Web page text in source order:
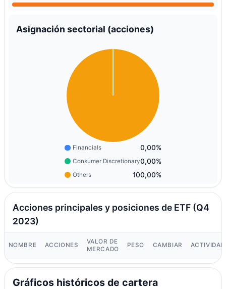
Asignación sectorial (acciones)
Financials 0,00%
Consumer Discretionary0,00%
Others 100,00%
Acciones principales y posiciones de ETF (Q4
2023)
NOMBRE ACCIONES
VALOR DE
MERCADO
PESO CAMBIAR ACTIVIDAD
Gráficos históricos de cartera